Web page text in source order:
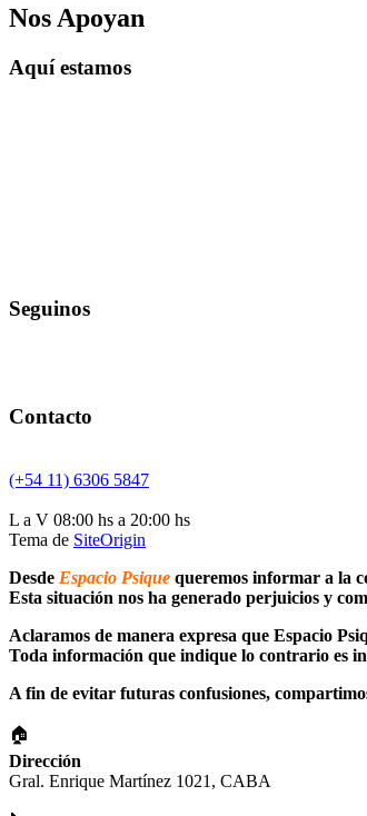
Nos Apoyan
Aquí estamos
Seguinos
Contacto
(+54 11) 6306 5847
L a V 08:00 hs a 20:00 hs
Tema de SiteOrigin
Desde Espacio Psique queremos informar a la
Esta situación nos ha generado perjuicios y
Aclaramos de manera expresa que Espacio
Toda información que indique lo contrario es
A fin de evitar futuras confusiones,
🏠
Dirección
Gral. Enrique Martínez 1021, CABA